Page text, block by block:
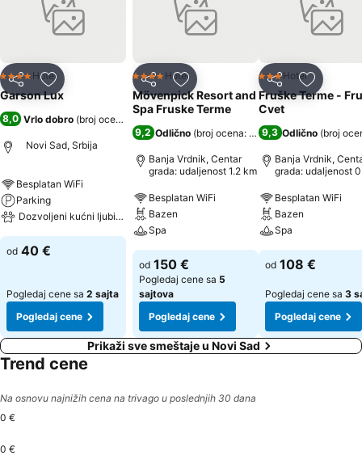
salonom. Sobe su veoma prostrane, stilski su nameštene, a
kvadratura se kreće od 35m², dok najveći apartman ima čak 80m².
U ponudu garni hotela uključen je i širok spektar usluga impresivnog
programima.
Deli Dodati u favorite
4 Zvezdice
Hotel
Garson Lux
8,0 Vrlo dobro (broj ocena: 774
Novi Sad, Srbija
Besplatan WiFi
Parking
Dozvoljeni kućni ljubimci
od 40 €
Pogledaj cene sa 2 sajta
Pogledaj cene
Deli Dodati u favorite
4 Zvezdice
Hotel
Mövenpick Resort and
Spa Fruske Terme
9,2 Odlično (broj ocena: 11.738 )
Banja Vrdnik, Centar
grada: udaljenost 1.2 km
Besplatan WiFi
Bazen
Spa
od 150 €
Pogledaj cene sa 5
sajtova
Pogledaj cene
Deli Dodati
3 Zvezdice
Hotel
Fruške Terme -
Cvet
9,3 Odlično (broj
Banja Vrdnik,
grada: udaljenost
Besplatan WiFi
Bazen
Spa
od 108 €
Pogledaj cene sa 3
Pogledaj cene
Prikaži sve smeštaje u Novi Sad
Trend cene
Na osnovu najnižih cena na trivago u poslednjih 30 dana
0 €
0 €